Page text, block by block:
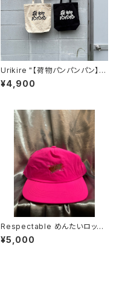
Urikire "【荷物パンパンパン】C
anvas Tote"
¥4,900
Respectable めんたいロック
"ROSIE CAP" by BREAKERS
(Z)
¥5,000